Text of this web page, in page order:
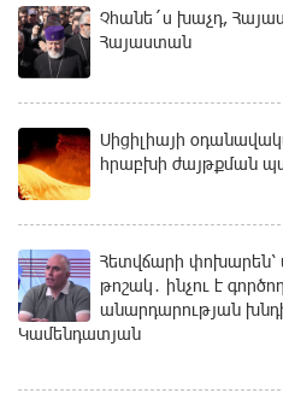
Չհանե´ս խաչդ,
Հայաստան
Սիցիլիայի
հրաբխի ժայթքման
Հետվճարի
թոշակ․ ինչու է
անարդարության
Կամենդատյան